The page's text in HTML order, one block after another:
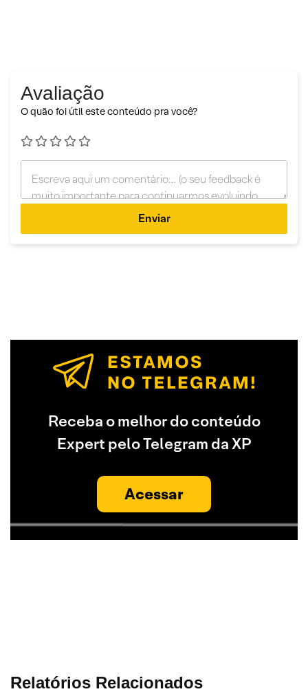
Avaliação
O quão foi útil este conteúdo pra você?
Enviar
Receba o melhor do conteúdo
Expert pelo Telegram da XP
Acessar
Relatórios Relacionados